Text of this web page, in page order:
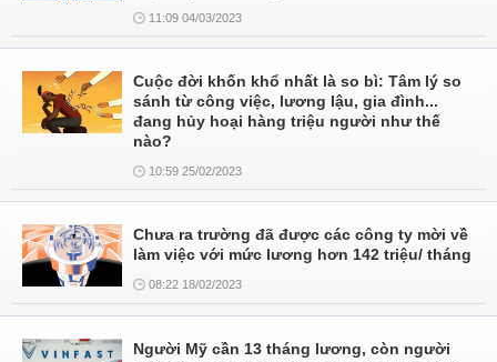
11:09 04/03/2023
Cuộc đời khốn khổ nhất là so bì: Tâm lý so
sánh từ công việc, lương lậu, gia đình...
đang hủy hoại hàng triệu người như thế
nào?
10:59 25/02/2023
Chưa ra trường đã được các công ty mời về
làm việc với mức lương hơn 142 triệu/ tháng
08:22 18/02/2023
Người Mỹ cần 13 tháng lương, còn người